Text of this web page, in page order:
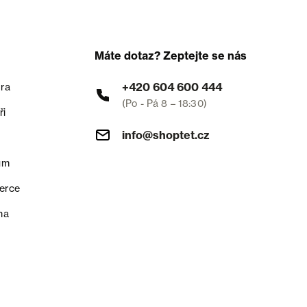
Máte dotaz? Zeptejte se nás
+420 604 600 444
(Po - Pá 8 – 18:30)
info@shoptet.cz